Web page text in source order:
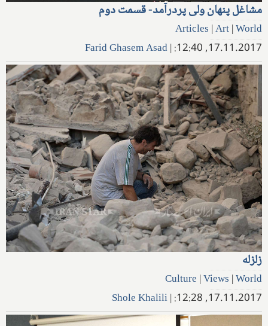
مشاغل پنهان ولی پردرآمد- قسمت دوم
Articles |Art|World
17.11.2017, 12:40:
|
Farid Ghasem Asad
زلزله
Culture |Views |World
17.11.2017, 12:28:
|
Shole Khalili